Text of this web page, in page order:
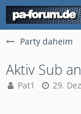
Party daheim
Aktiv Sub
Pat1 29.